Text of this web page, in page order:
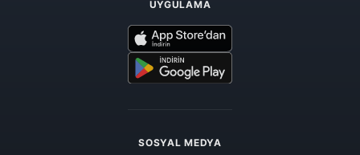
UYGULAMA
SOSYAL MEDYA